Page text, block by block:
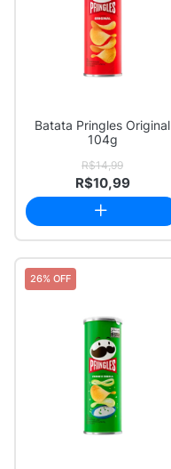
Batata Pringles Original
104g
R$14,99
R$10,99
26% OFF